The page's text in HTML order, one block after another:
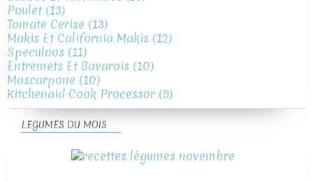
Poulet(13)
Tomate Cerise (13)
Makis Et California Makis (12)
Speculoos (11)
Entremets Et Bavarois (10)
Mascarpone (10)
Kitchenaid Cook Processor (9)
LEGUMES DU MOIS